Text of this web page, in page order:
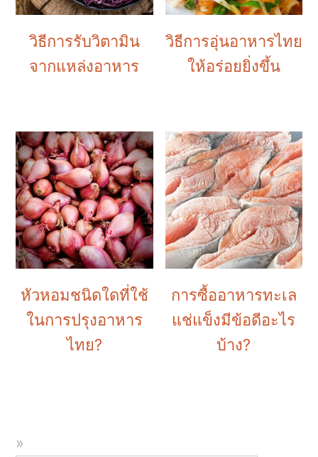
วิธีการรับวิตามิน
จากแหล่งอาหาร
วิธีการอุ่นอาหารไทย
ให้อร่อยยิ่งขึ้น
หัวหอมชนิดใดที่ใช้
ในการปรุงอาหาร
ไทย?
การซื้ออาหารทะเล
แช่แข็งมีข้อดีอะไร
บ้าง?